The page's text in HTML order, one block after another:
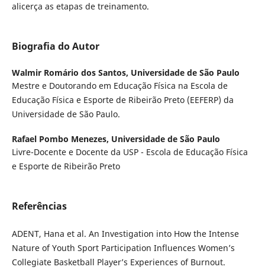
alicerça as etapas de treinamento.
Biografia do Autor
Walmir Romário dos Santos, Universidade de São Paulo
Mestre e Doutorando em Educação Física na Escola de
Educação Física e Esporte de Ribeirão Preto (EEFERP) da
Universidade de São Paulo.
Rafael Pombo Menezes, Universidade de São Paulo
Livre-Docente e Docente da USP - Escola de Educação Física
e Esporte de Ribeirão Preto
Referências
ADENT, Hana et al. An Investigation into How the Intense
Nature of Youth Sport Participation Influences Women’s
Collegiate Basketball Player’s Experiences of Burnout.